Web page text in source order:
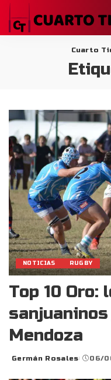
Cuarto
NOTICIAS RUGBY
Top 10 Oro:
Mendoza
Posted
Germán Rosales 06/